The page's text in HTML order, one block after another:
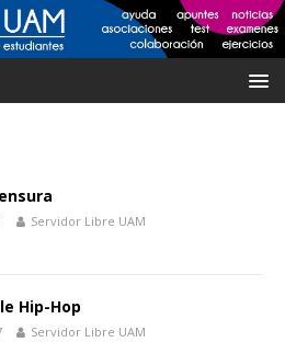
Servidor Libre UAM
Hip-Hop
Servidor Libre UAM